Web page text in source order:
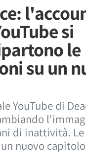
si
le
su un
YouTube di
di inattività. Le
nuovo capitolo